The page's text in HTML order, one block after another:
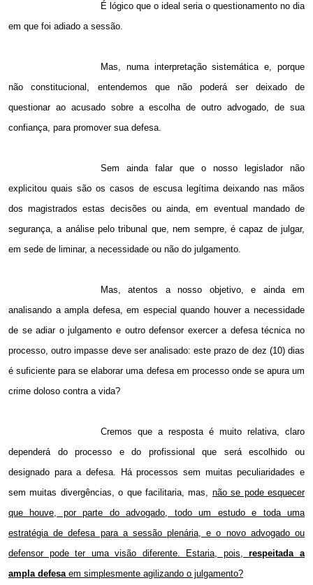
É lógico que o ideal seria o questionamento no dia
em que foi adiado a sessão.
Mas, numa interpretação sistemática e, porque
não constitucional, entendemos que não poderá ser deixado de
questionar ao acusado sobre a escolha de outro advogado, de sua
confiança, para promover sua defesa.
Sem ainda falar que o nosso legislador não
explicitou quais são os casos de escusa legítima deixando nas mãos
dos magistrados estas decisões ou ainda, em eventual mandado de
segurança, a análise pelo tribunal que, nem sempre, é capaz de julgar,
em sede de liminar, a necessidade ou não do julgamento.
Mas, atentos a nosso objetivo, e ainda em
analisando a ampla defesa, em especial quando houver a necessidade
de se adiar o julgamento e outro defensor exercer a defesa técnica no
processo, outro impasse deve ser analisado: este prazo de dez (10) dias
é suficiente para se elaborar uma defesa em processo onde se apura um
crime doloso contra a vida?
Cremos que a resposta é muito relativa, claro
dependerá do processo e do profissional que será escolhido ou
designado para a defesa. Há processos sem muitas peculiaridades e
sem muitas divergências, o que facilitaria, mas, não se pode esquecer
que houve, por parte do advogado, todo um estudo e toda uma
estratégia de defesa para a sessão plenária, e o novo advogado ou
defensor pode ter uma visão diferente. Estaria, pois,respeitada a
ampla defesaem simplesmente agilizando o julgamento?